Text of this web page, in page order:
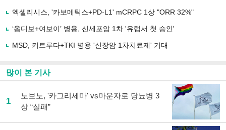
유
기
엑셀리시스, '카보메틱스+PD-L1' mCRPC 1상 "ORR 32%"
‘옵디보+여보이’ 병용, 신세포암 1차 '유럽서 첫 승인'
MSD, 키트루다+TKI 병용 '신장암 1차치료제' 기대
많이 본 기사
1
노보노, '카그리세마' vs마운자로 당뇨병 3
상 “실패”